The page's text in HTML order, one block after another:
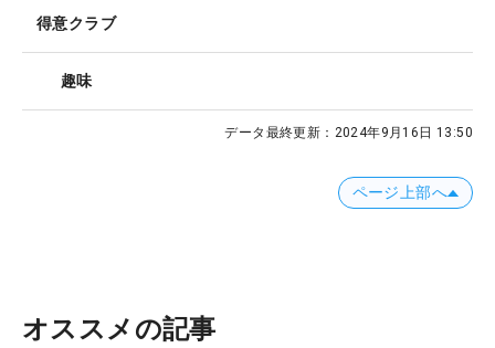
得意クラブ
趣味
データ最終更新： 2024年9月16日 13:50
ページ上部へ
オススメの記事